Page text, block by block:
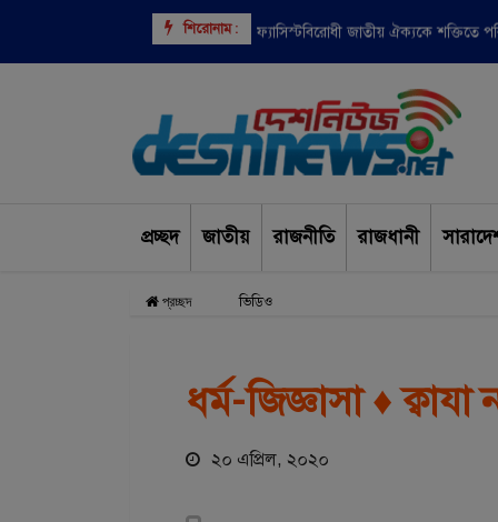
শিরোনাম : বাংলাদেশসহ ৯ দেশের উপর ভিসা
প্রচ্ছদ জাতীয় রাজনীতি রাজধানী
প্রচ্ছদ ভিডিও
ধর্ম-জিজ্ঞাসা ♦
২০ এপ্রিল, ২০২০